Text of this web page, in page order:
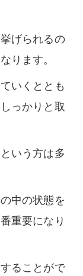
げられるの
ります。
いくととも
っかりと取
いう方は多
中の状態を
重要になり
ることがで